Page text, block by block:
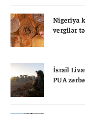
Nigeriya
vergilər
İsrail
PUA